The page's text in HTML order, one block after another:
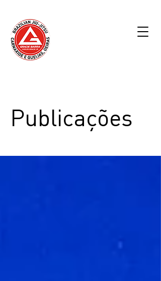
Publicações